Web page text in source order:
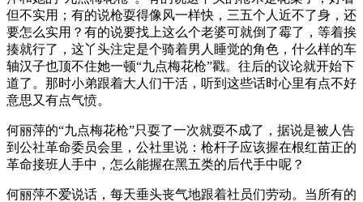
但不实用；有的说枪耍得像风一样快，三五个人近不了身，还
要怎么实用？有的说要找上这么个老婆可就倒了霉了，等着挨
揍就行了，这丫头注定是个骑着男人睡觉的角色，什么样的车
轴汉子也顶不住她一顿“九点梅花枪”戳。往后的议论就开始下
道了。那时小弟跟着大人们干活，听到这些话时心里有点不好
意思又有点气愤。
何丽萍的“九点梅花枪”只耍了一次就耍不成了，据说是被人告
到公社革命委员会里，公社里说：枪杆子应该握在根红苗正的
革命接班人手中，怎么能握在黑五类的后代手中呢？
何丽萍不爱说话，每天垂头丧气地跟着社员们劳动。当所有的